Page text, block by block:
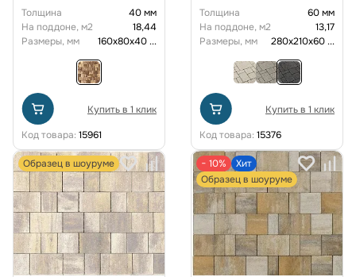
Толщина
40 мм
На поддоне, м2
18,44
Размеры, мм
160х80х40...
Купить в 1 клик
Код товара: 15961
Толщина
60 мм
На поддоне, м2
13,17
Размеры, мм
280х210х60...
Купить в 1 клик
Код товара: 15376
Образец в шоуруме − 10%
Хит
Образец в шоуруме